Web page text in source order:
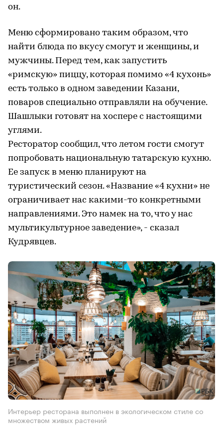
он.
Меню сформировано таким образом, что
найти блюда по вкусу смогут и женщины, и
мужчины. Перед тем, как запустить
«римскую» пиццу, которая помимо «4 кухонь»
есть только в одном заведении Казани,
поваров специально отправляли на обучение.
Шашлыки готовят на хоспере с настоящими
углями.
Ресторатор сообщил, что летом гости смогут
попробовать национальную татарскую кухню.
Ее запуск в меню планируют на
туристический сезон. «Название «4 кухни» не
ограничивает нас какими-то конкретными
направлениями. Это намек на то, что у нас
мультикультурное заведение», - сказал
Кудрявцев.
Интерьер ресторана выполнен в экологическом стиле со
множеством живых растений